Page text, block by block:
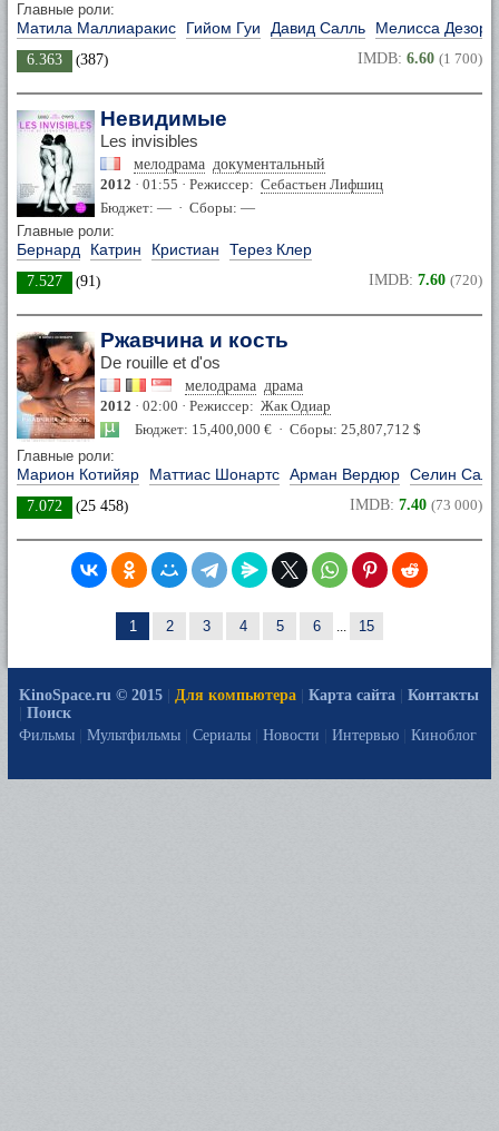
Главные роли:
Матила Маллиаракис Гийом Гуи Давид Салль Мелисса
6.363 (387) IMDB: 6.60 (1 700)
Невидимые
Les invisibles
мелодрама документальный
2012 · 01:55 · Режиссер: Себастьен Лифшиц
Бюджет: — · Сборы: —
Главные роли:
Бернард Катрин Кристиан Терез Клер
7.527 (91) IMDB: 7.60 (720)
Ржавчина и кость
De rouille et d'os
мелодрама драма
2012 · 02:00 · Режиссер: Жак Одиар
Бюджет: 15,400,000 € · Сборы: 25,807,712 $
Главные роли:
Марион Котийяр Маттиас Шонартс Арман Вердюр Селин
7.072 (25 458) IMDB: 7.40 (73 000)
1 2 3 4 5 6 ... 15
KinoSpace.ru © 2015 Для компьютера Карта сайта
Контакты
Поиск
Фильмы
Мультфильмы Сериалы Новости Интервью Киноблог